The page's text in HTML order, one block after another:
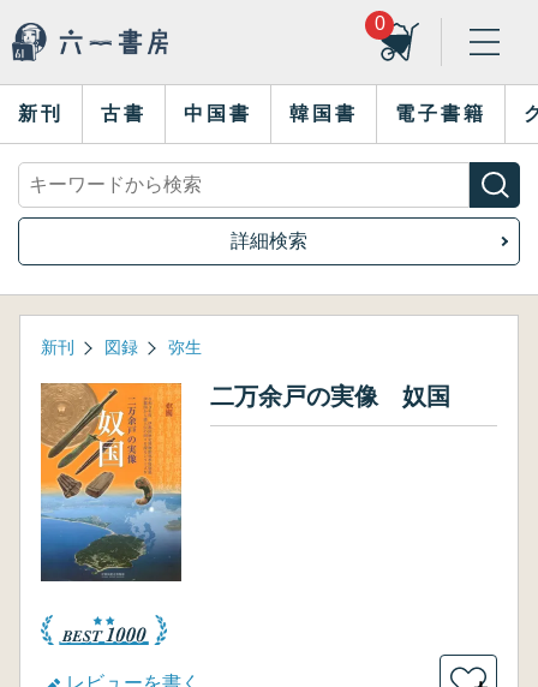
0
新刊 古書 中国書 韓国書 電子書籍
詳細検索
新刊 図録 弥生
二万余戸の実像 奴国
レビューを書く